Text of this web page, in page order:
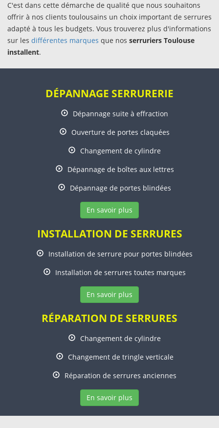
C'est dans cette démarche de qualité que nous souhaitons
offrir à nos clients toulousains un choix important de serrures
adapté à tous les budgets. Vous trouverez plus d'informations
sur les différentes marques que nos serruriers Toulouse
installent.
DÉPANNAGE SERRURERIE
Dépannage suite à effraction
Ouverture de portes claquées
Changement de cylindre
Dépannage de boîtes aux lettres
Dépannage de portes blindées
En savoir plus
INSTALLATION DE SERRURES
Installation de serrure pour portes blindées
Installation de serrures toutes marques
En savoir plus
RÉPARATION DE SERRURES
Changement de cylindre
Changement de tringle verticale
Réparation de serrures anciennes
En savoir plus